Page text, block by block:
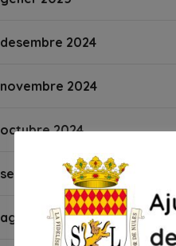
desembre 2024
novembre 2024
octubre 2024
setembre 2024
agost 2024